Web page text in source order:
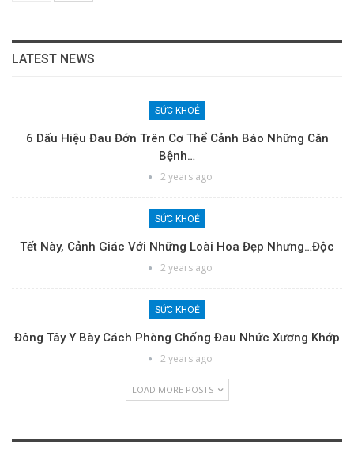
LATEST NEWS
SỨC KHOẺ
6 Dấu Hiệu Đau Đớn Trên Cơ Thể Cảnh Báo Những Căn
Bệnh…
2 years ago
SỨC KHOẺ
Tết Này, Cảnh Giác Với Những Loài Hoa Đẹp Nhưng…độc
2 years ago
SỨC KHOẺ
Đông Tây Y Bày Cách Phòng Chống Đau Nhức Xương Khớp
2 years ago
LOAD MORE POSTS